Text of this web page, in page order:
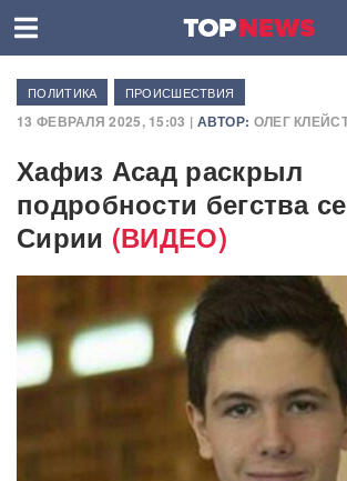
ПОЛИТИКА ПРОИСШЕСТВИЯ
13 ФЕВРАЛЯ 2025, 15:03 | АВТОР: ОЛЕГ
Хафиз Асад раскрыл
подробности бегства
Сирии (ВИДЕО)